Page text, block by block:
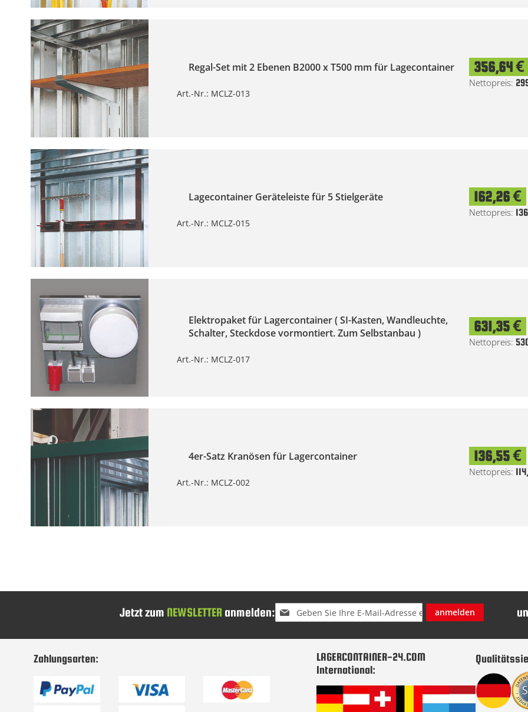
Regal-Set mit 2 Ebenen B2000 x T500 mm für Lagecontainer
Art.-Nr.: MCLZ-013
356,64 €
Lagecontainer Geräteleiste für 5 Stielgeräte
Art.-Nr.: MCLZ-015
162,26 €
Elektropaket für Lagercontainer ( SI-Kasten, Wandleuchte,
Schalter, Steckdose vormontiert. Zum Selbstanbau )
Art.-Nr.: MCLZ-017
631,35 €
4er-Satz Kranösen für Lagercontainer
Art.-Nr.: MCLZ-002
136,55 €
Jetzt zum NEWSLETTER anmelden: Melden
Sie
Newsletter
anmelden
Zahlungsarten:
LAGERCONTAINER-24.COM
International: